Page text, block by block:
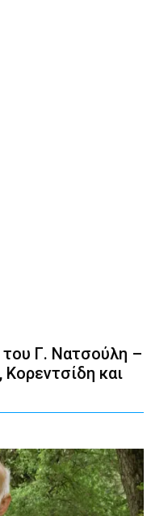
του Γ. Νατσούλη –
Κορεντσίδη και